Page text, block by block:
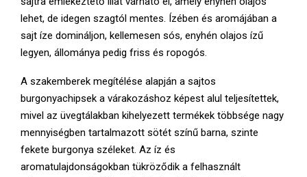
lehet, de idegen szagtól mentes. Ízében és aromájában a
sajt íze domináljon, kellemesen sós, enyhén olajos ízű
legyen, állománya pedig friss és ropogós.
A szakemberek megítélése alapján a sajtos
burgonyachipsek a várakozáshoz képest alul teljesítettek,
mivel az üvegtálakban kihelyezett termékek többsége nagy
mennyiségben tartalmazott sötét színű barna, szinte
fekete burgonya széleket. Az íz és
aromatulajdonságokban tükröződik a felhasznált